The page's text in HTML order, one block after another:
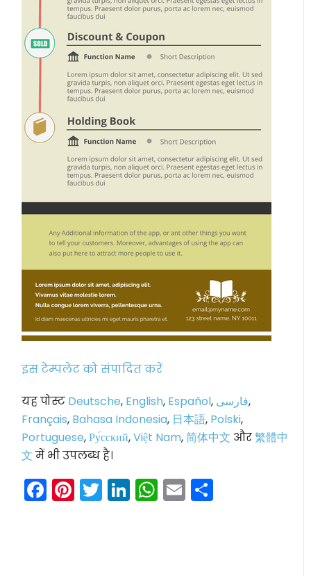
इस टेम्पलेट को संपादित करें
यह पोस्ट Deutsche, English, Español, فارسی,
Français, Bahasa Indonesia, 日本語, Polski,
Portuguese,Ру́сский,Việt Nam,简体中文 और繁體中
文 में भी उपलब्ध है।
Facebook
Pinterest
Twitter
LinkedIn
WhatsApp
Email